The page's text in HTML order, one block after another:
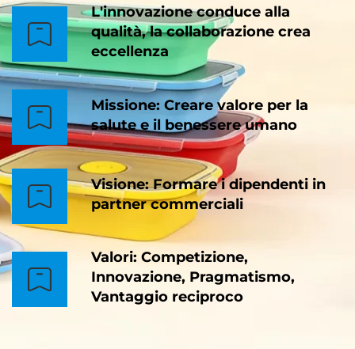
L'innovazione conduce alla
qualità, la collaborazione crea
eccellenza
Missione: Creare valore per la
salute e il benessere umano
Visione: Formare i dipendenti in
partner commerciali
Valori: Competizione,
Innovazione, Pragmatismo,
Vantaggio reciproco